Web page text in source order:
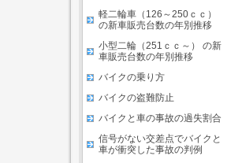
軽二輪車（126～250ｃｃ）
の新車販売台数の年別推移
小型二輪（251ｃｃ～） の新
車販売台数の年別推移
バイクの乗り方
バイクの盗難防止
バイクと車の事故の過失割合
信号がない交差点でバイクと
車が衝突した事故の判例